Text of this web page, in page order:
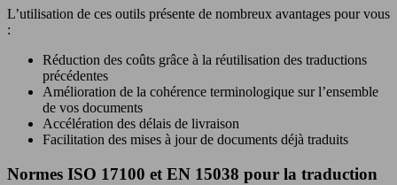
L’utilisation de ces outils présente de nombreux avantages pour vous
:
Réduction des coûts grâce à la réutilisation des traductions
précédentes
Amélioration de la cohérence terminologique sur l’ensemble
de vos documents
Accélération des délais de livraison
Facilitation des mises à jour de documents déjà traduits
Normes ISO 17100 et EN 15038 pour la traduction